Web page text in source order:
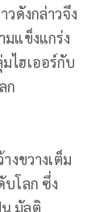
วดังกล่าวจึง
แข็งแกร่ง
ไฮเออร์กับ
ก
งขวางเต็ม
บโลก ซึ่ง
มัลติ